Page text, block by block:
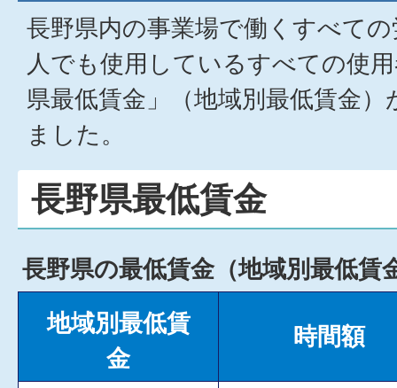
長野県内の事業場で働くすべて
人でも使用しているすべての使
県最低賃金」（地域別最低賃金
ました。
長野県最低賃金
長野県の最低賃金（地域別最低賃
地域別最低賃
金
時間額